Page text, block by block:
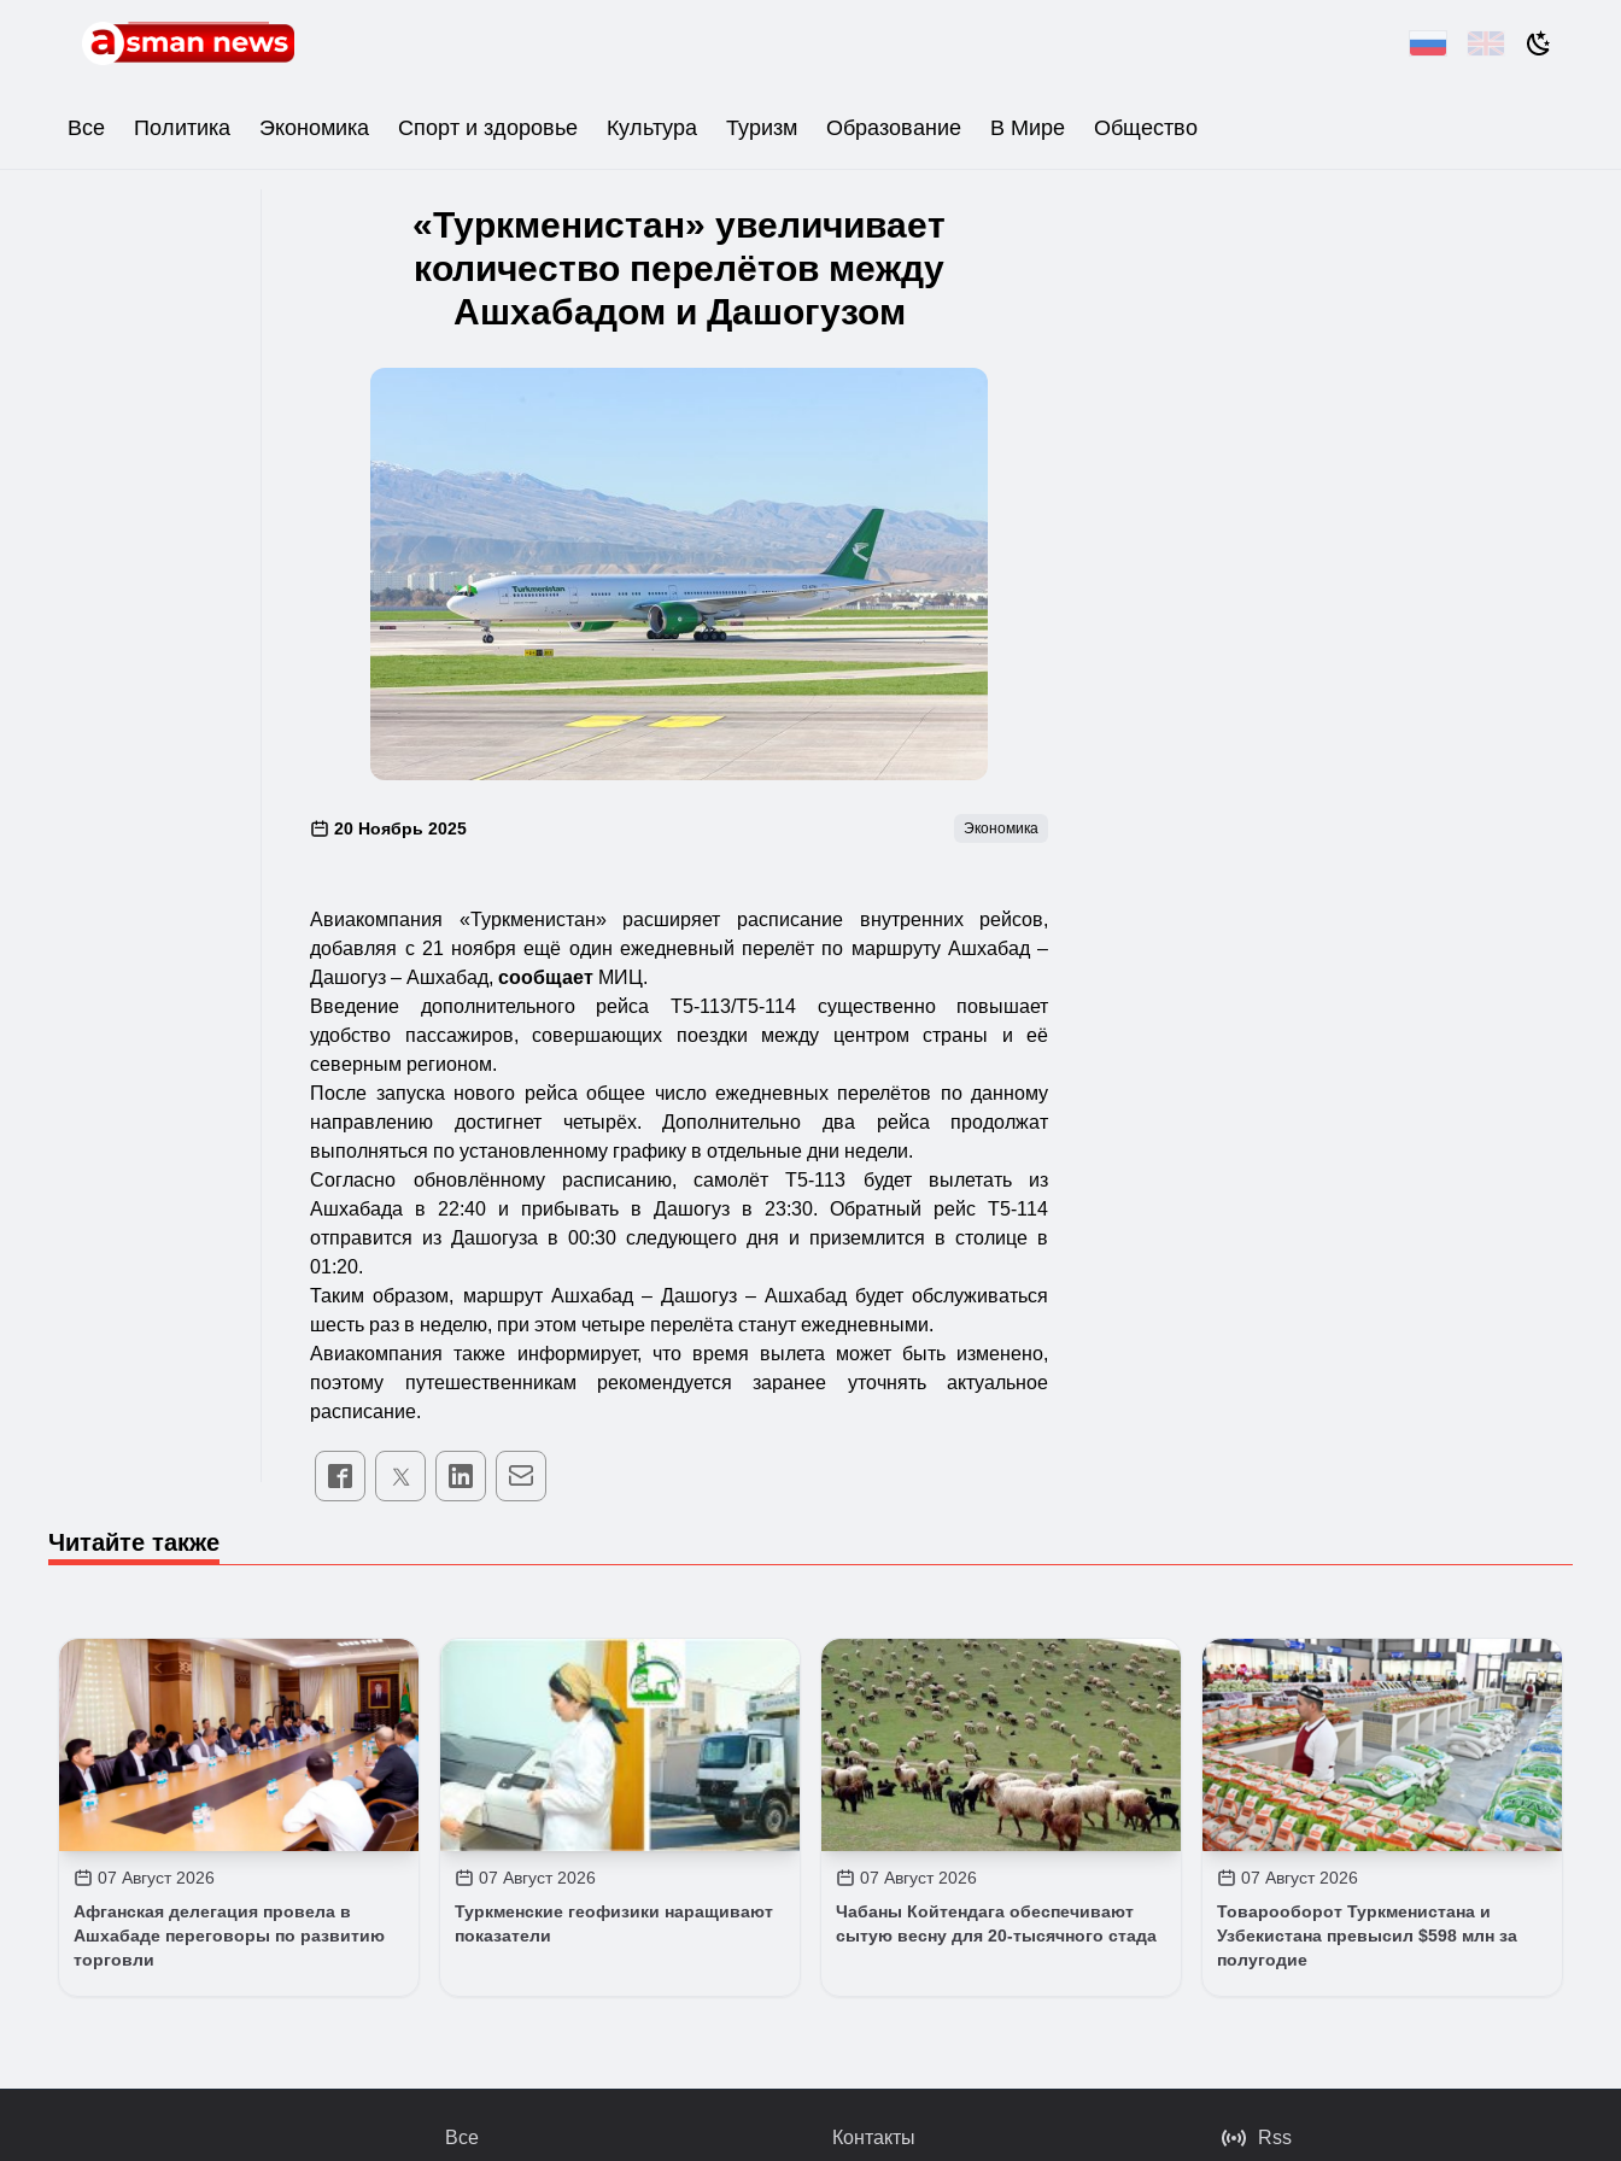
Все Политика Экономика Спорт и здоровье Культура Туризм Образование В Мире Общество
«Туркменистан» увеличивает
количество перелётов между
Ашхабадом и Дашогузом
20 Ноябрь 2025 Экономика
Авиакомпания «Туркменистан» расширяет расписание внутренних рейсов,
добавляя с 21 ноября ещё один ежедневный перелёт по маршруту Ашхабад –
Дашогуз – Ашхабад,сообщает МИЦ.
Введение дополнительного рейса T5-113/T5-114 существенно повышает
удобство пассажиров, совершающих поездки между центром страны и её
северным регионом.
После запуска нового рейса общее число ежедневных перелётов по данному
направлению достигнет четырёх. Дополнительно два рейса продолжат
выполняться по установленному графику в отдельные дни недели.
Согласно обновлённому расписанию, самолёт T5-113 будет вылетать из
Ашхабада в 22:40 и прибывать в Дашогуз в 23:30. Обратный рейс T5-114
отправится из Дашогуза в 00:30 следующего дня и приземлится в столице в
01:20.
Таким образом, маршрут Ашхабад – Дашогуз – Ашхабад будет обслуживаться
шесть раз в неделю, при этом четыре перелёта станут ежедневными.
Авиакомпания также информирует, что время вылета может быть изменено,
поэтому путешественникам рекомендуется заранее уточнять актуальное
расписание.
Читайте также
07 Август 2026
Афганская делегация провела в
Ашхабаде переговоры по развитию
торговли
07 Август 2026
Туркменские геофизики наращивают
показатели
07 Август 2026
Чабаны Койтендага обеспечивают
сытую весну для 20-тысячного стада
07 Август 2026
Товарооборот Туркменистана и
Узбекистана превысил $598 млн за
полугодие
Все Контакты Rss